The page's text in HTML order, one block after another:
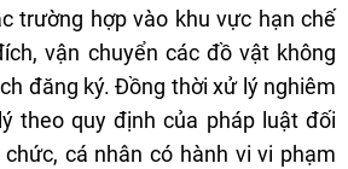
trường hợp vào khu vực hạn chế
vận chuyển các đồ vật không
đăng ký. Đồng thời xử lý nghiêm
theo quy định của pháp luật đối
cá nhân có hành vi vi phạm